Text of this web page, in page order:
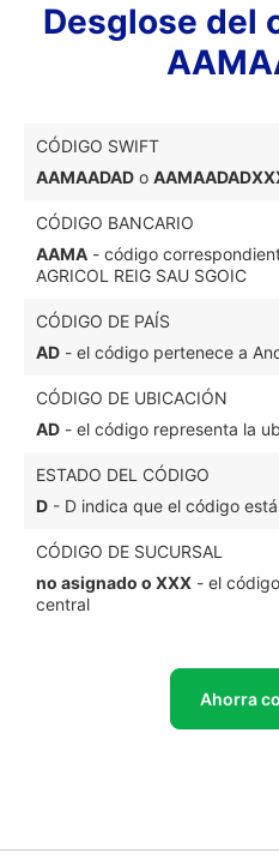
Desglose del
CÓDIGO SWIFT
AAMAADAD o
CÓDIGO BANCARIO
AAMA - código
AGRICOL REIG SAU SGOIC
CÓDIGO DE PAÍS
AD - el código pertenece a
CÓDIGO DE UBICACIÓN
AD - el código representa la
ESTADO DEL CÓDIGO
D - D indica que el código
CÓDIGO DE SUCURSAL
no asignado o XXX - el
central
Ahorra